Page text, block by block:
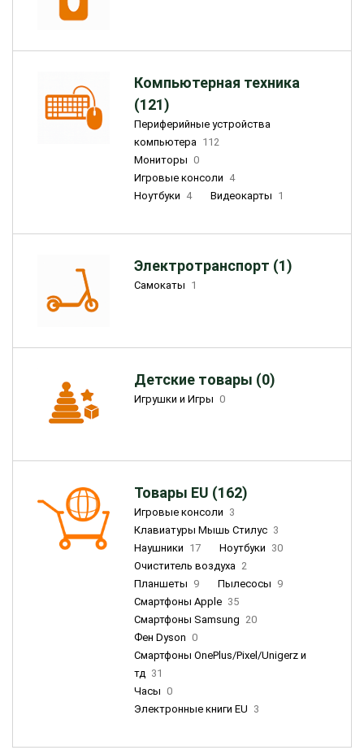
Компьютерная техника
(121)
Периферийные устройства
компьютера 112
Мониторы 0
Игровые консоли 4
Ноутбуки 4 Видеокарты 1
Электротранспорт (1)
Самокаты 1
Детские товары (0)
Игрушки и Игры 0
Товары EU (162)
Игровые консоли 3
Клавиатуры Мышь Стилус 3
Наушники 17 Ноутбуки 30
Очиститель воздуха 2
Планшеты 9 Пылесосы 9
Смартфоны Apple 35
Смартфоны Samsung 20
Фен Dyson 0
Смартфоны OnePlus/Pixel/Unigerz и
тд 31
Часы 0
Электронные книги EU 3